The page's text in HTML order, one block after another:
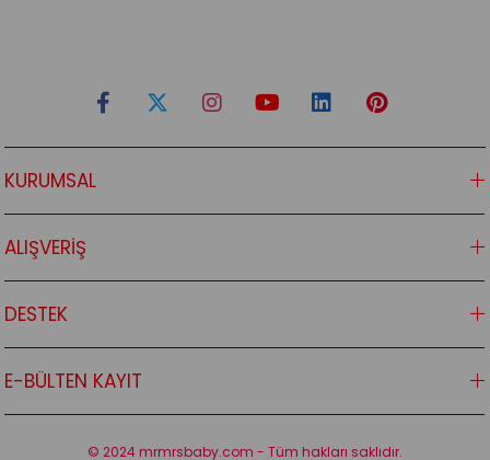
KURUMSAL
ALIŞVERİŞ
DESTEK
E-BÜLTEN KAYIT
© 2024 mrmrsbaby.com - Tüm hakları saklıdır.